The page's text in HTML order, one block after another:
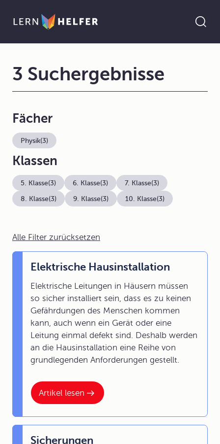
Alle Filter zurücksetzen
Artikel lesen
Elektrische Hausinstallation
Elektrische Leitungen in Häusern müssen
so sicher installiert sein, dass es zu keinen
Gefährdungen des Menschen kommen
kann, auch wenn ein Gerät oder eine
Leitung einmal defekt sind. Deshalb werden
an die Hausinstallation eine Reihe von
grundlegenden Anforderungen gestellt.
Sicherungen
3 Suchergebnisse
Fächer
Physik(3)
Klassen
5. Klasse(3) 6. Klasse(3) 7. Klasse(3)
8. Klasse(3) 9. Klasse(3) 10. Klasse(3)